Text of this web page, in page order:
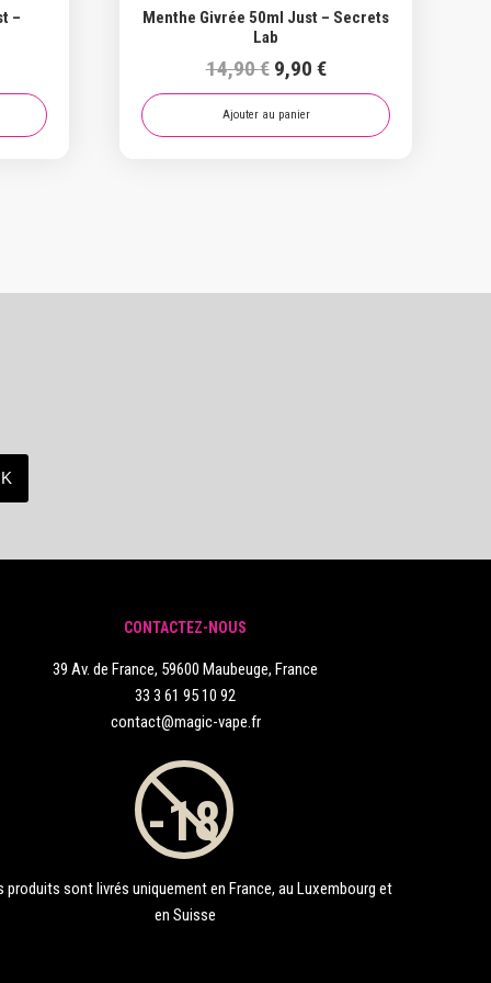
–
:
Menthe Givrée 50ml Just – Secrets
Lab
14,90€ Le
prix
initial
était :
9,90 €Le
prix
est :
Ajouter au panier
CONTACTEZ-NOUS
39 Av. de France, 59600 Maubeuge, France
33 3 61 95 10 92
contact@magic-vape.fr
produits sont livrés uniquement en France, au Luxembourg et
en Suisse